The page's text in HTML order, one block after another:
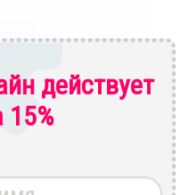
действует
15%